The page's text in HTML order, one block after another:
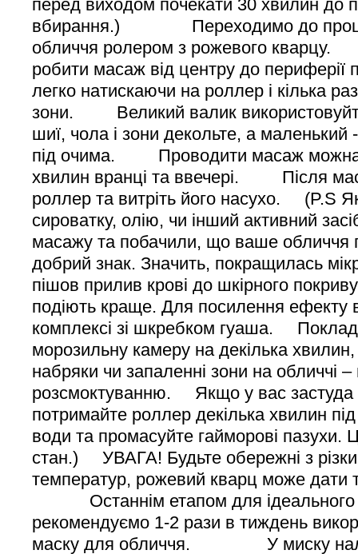
перед виходом почекати 30 хвилин до
вбирання.) Переходимо до
обличчя ролером з рожевого
робити масаж від центру до периферії
легко натискаючи на роллер і кілька
зони. Великий валик
шиї, чола і зони декольте, а маленький
під очима. Проводити масаж
хвилин вранці та ввечері. Після
роллер та витріть його насухо. (P.S
сироватку, олію, чи інший активний
масажу та побачили, що ваше обличчя
добрий знак. Значить, покращилась
пішов прилив крові до шкірного
подіють краще. Для посилення ефекту
комплексі зі шкребком гуаша.
морозильну камеру на декілька
набряки чи запаленні зони на обличчі
розсмоктуванню. Якщо у вас застуда
потримайте роллер декілька хвилин
води та промасуйте гайморові
стан.) УВАГА! Будьте обережні з
температур, рожевий кварц може
Останнім етапом для ідеального
рекомендуємо 1-2 рази в тиждень
маску для обличчя. У миску